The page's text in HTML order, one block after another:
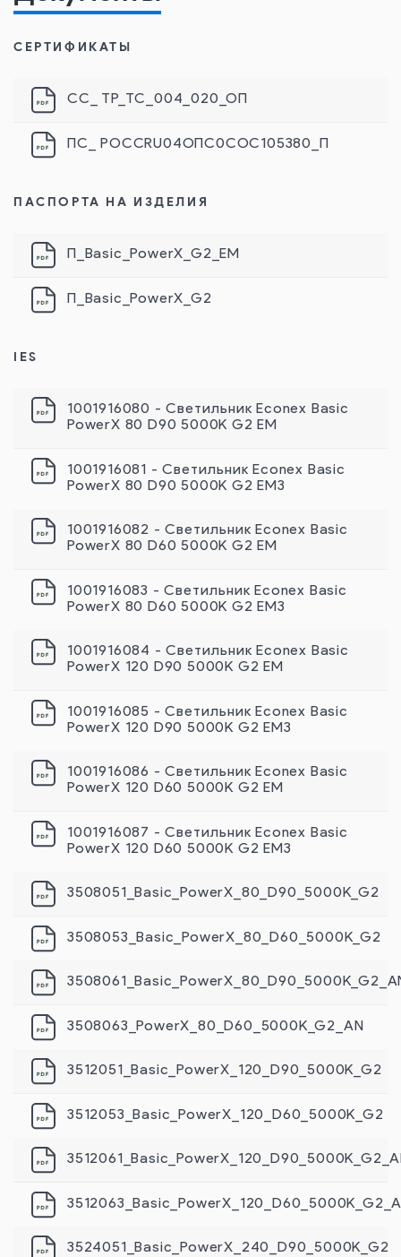
СЕРТИФИКАТЫ
СС_ ТР_ТС_004_020_ОП
ПС_ РОССRU04ОПС0СОС105380_П
ПАСПОРТА НА ИЗДЕЛИЯ
П_Basic_PowerX_G2_EM
П_Basic_PowerX_G2
IES
1001916080 - Светильник Econex Basic
PowerX 80 D90 5000K G2 EM
1001916081 - Светильник Econex Basic
PowerX 80 D90 5000K G2 EM3
1001916082 - Светильник Econex Basic
PowerX 80 D60 5000K G2 EM
1001916083 - Светильник Econex Basic
PowerX 80 D60 5000K G2 EM3
1001916084 - Светильник Econex Basic
PowerX 120 D90 5000K G2 EM
1001916085 - Светильник Econex Basic
PowerX 120 D90 5000K G2 EM3
1001916086 - Светильник Econex Basic
PowerX 120 D60 5000K G2 EM
1001916087 - Светильник Econex Basic
PowerX 120 D60 5000K G2 EM3
3508051_Basic_PowerX_80_D90_5000K_G2
3508053_Basic_PowerX_80_D60_5000K_G2
3508063_PowerX_80_D60_5000K_G2_AN
3512051_Basic_PowerX_120_D90_5000K_G2
3512053_Basic_PowerX_120_D60_5000K_G2
3524051_Basic_PowerX_240_D90_5000K_G2